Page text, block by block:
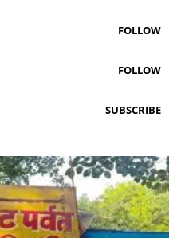
FOLLOW
FOLLOW
SUBSCRIBE